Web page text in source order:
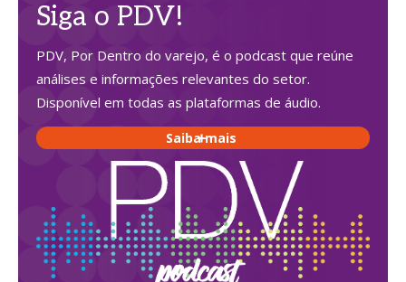
Siga o PDV!
PDV, Por Dentro do varejo, é o podcast que reúne
análises e informações relevantes do setor.
Disponível em todas as plataformas de áudio.
Saiba mais